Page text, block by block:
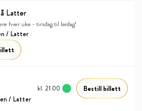
Latter
hver uke - tirsdag til lørdag!
/ Latter
/ Latter
kl. 21:00 Bestill billett